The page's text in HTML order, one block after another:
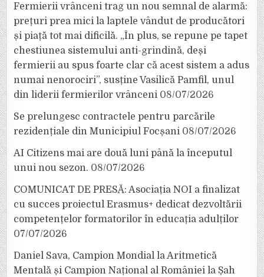
Fermierii vrânceni trag un nou semnal de alarmă:
prețuri prea mici la laptele vândut de producători
și piață tot mai dificilă. „În plus, se repune pe tapet
chestiunea sistemului anti-grindină, deși
fermierii au spus foarte clar că acest sistem a adus
numai nenorociri”, susține Vasilică Pamfil, unul
din liderii fermierilor vrânceni 08/07/2026
Se prelungesc contractele pentru parcările
rezidențiale din Municipiul Focșani 08/07/2026
AI Citizens mai are două luni până la începutul
unui nou sezon. 08/07/2026
COMUNICAT DE PRESĂ: Asociația NOI a finalizat
cu succes proiectul Erasmus+ dedicat dezvoltării
competențelor formatorilor în educația adulților
07/07/2026
Daniel Sava, Campion Mondial la Aritmetică
Mentală și Campion Național al României la Șah